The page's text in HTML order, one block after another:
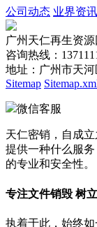
公司动态 业界资讯
广州天仁再生资源
咨询热线：
地址：广州市天
Sitemap
微信客服
天仁密销，自成立
提供一种什么服
的专业和安全性。
专注文件销毁 树
执着于此，始终如